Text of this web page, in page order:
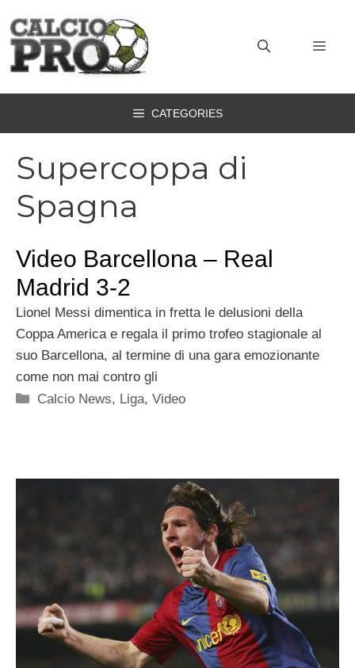
contenuto
CATEGORIES
Supercoppa di
Spagna
Video Barcellona – Real
Madrid 3-2
Lionel Messi dimentica in fretta le delusioni della
Coppa America e regala il primo trofeo stagionale al
suo Barcellona, al termine di una gara emozionante
come non mai contro gli
Categorie
Calcio News, Liga,Video